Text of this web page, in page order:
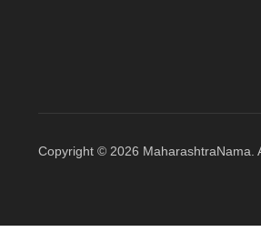
Copyright © 2026 MaharashtraNama.